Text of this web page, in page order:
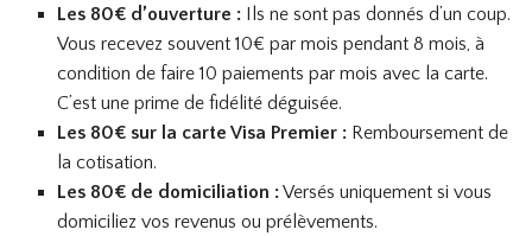
Les 80€ d’ouverture :Ils ne sont pas donnés d’un coup.
Vous recevez souvent 10€ par mois pendant 8 mois, à
condition de faire 10 paiements par mois avec la carte.
C’est une prime de fidélité déguisée.
Les 80€ sur la carte Visa Premier :Remboursement de
la cotisation.
Les 80€ de domiciliation :Versés uniquement si vous
domiciliez vos revenus ou prélèvements.